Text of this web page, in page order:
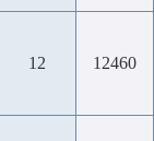
12 12460